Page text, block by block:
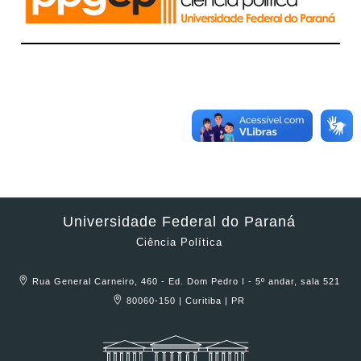
Universidade Federal do Paraná
Ciência Política
Rua General Carneiro, 460 - Ed. Dom Pedro I - 5º andar, sala 521
80060-150 | Curitiba | PR